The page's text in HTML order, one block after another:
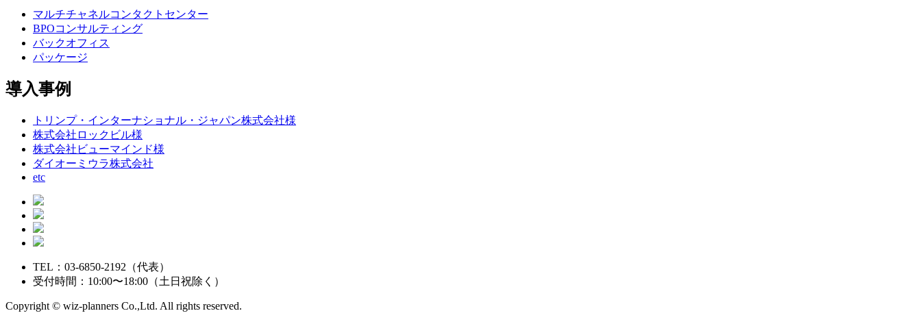
マルチチャネルコンタクトセンター
BPOコンサルティング
バックオフィス
パッケージ
導入事例
トリンプ・インターナショナル・ジャパン株式会社様
株式会社ロックビル様
株式会社ビューマインド様
ダイオーミウラ株式会社
etc
TEL：03-6850-2192（代表）
受付時間：10:00〜18:00（土日祝除く）
Copyright © wiz-planners Co.,Ltd. All rights reserved.